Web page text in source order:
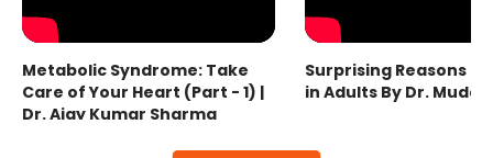
Metabolic Syndrome: Take
Care of Your Heart (Part - 1) |
Dr. Ajay Kumar Sharma
Surprising Reasons
in Adults By Dr.